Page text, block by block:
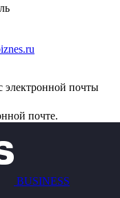
электронной почты
почте.
BUSINESS